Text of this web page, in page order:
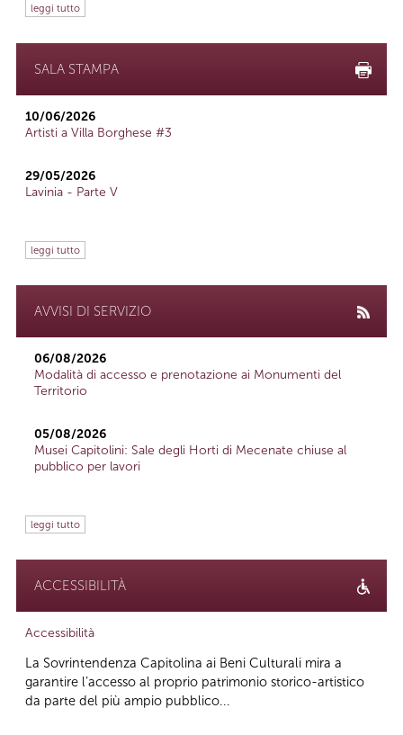
leggi tutto
SALA STAMPA
10/06/2026
Artisti a Villa Borghese #3
29/05/2026
Lavinia - Parte V
leggi tutto
AVVISI DI SERVIZIO
06/08/2026
Modalità di accesso e prenotazione ai Monumenti del
Territorio
05/08/2026
Musei Capitolini: Sale degli Horti di Mecenate chiuse al
pubblico per lavori
leggi tutto
ACCESSIBILITÀ
Accessibilità
La Sovrintendenza Capitolina ai Beni Culturali mira a
garantire l’accesso al proprio patrimonio storico-artistico
da parte del più ampio pubblico...